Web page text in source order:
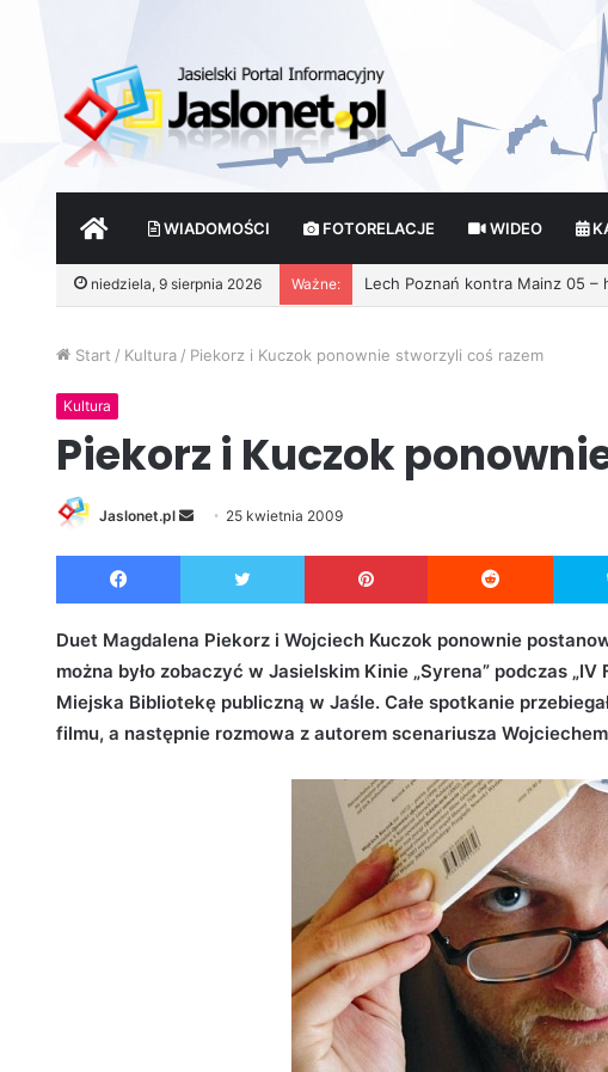
START WIADOMOŚCI FOTORELACJE WIDEO
niedziela, 9 sierpnia 2026 Ważne:
Start / Kultura / Piekorz i Kuczok ponownie stworzyli coś razem
Kultura
Piekorz i Kuczok
Jaslonet.pl
d
a
25 kwietnia 2009
Facebook Twitter Pinterest Reddit
Duet Magdalena Piekorz i Wojciech Kuczok ponownie
można było zobaczyć w Jasielskim Kinie „Syrena” podczas
Miejska Bibliotekę publiczną w Jaśle. Całe spotkanie
filmu, a następnie rozmowa z autorem scenariusza